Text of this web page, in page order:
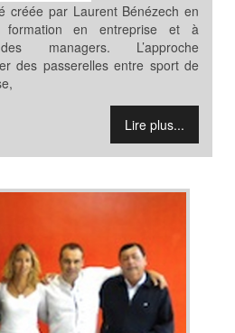
créée par Laurent Bénézech en
formation en entreprise et à
des managers. L’approche
des passerelles entre sport de
Lire plus...